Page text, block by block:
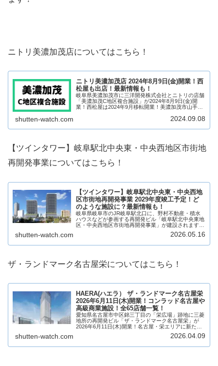
ニトリ美濃加茂店についてはこちら！
ニトリ美濃加茂店 2024年8月9日(金)開業！西
松屋も出店！最新情報も！
岐阜県美濃加茂市に三洋開発株式会社とニトリの店舗
「美濃加茂C地区複合施設」が2024年8月9日(金)開
業！西松屋は2024年9月移転開業！美濃加茂市山手
ます！ニトリ美濃加茂店のほか、西松屋が出...
shutten-watch.com 2024.09.08
【ツインタワー】岐阜駅北中央東・中央西地区市街地
再開発事業についてはこちら！
【ツインタワー】岐阜駅北中央東・中央西地
区市街地再開発事業 2029年度竣工予定！ど
のような施設に？最新情報も！
岐阜県岐阜市のJR岐阜駅北口に、野村不動産・積水
ハウスなどが参画する再開発ビル「岐阜駅北中央東地
区・中央西地区市街地再開発事業」が建設されます！
マンション、商業施設、業務施設などから構成され、
低層階の商業施設には様々なジャンルの複数店舗が
shutten-watch.com 2026.05.16
ザ・ランドマーク名古屋栄についてはこちら！
HAERA(ハエラ） ザ・ランドマーク名古屋栄
2026年6月11日(木)開業！コンラッド名古屋や
高級商業施設！全65店舗一覧！
愛知県名古屋市中区錦三丁目の「栄広場」跡地に三菱
地所の再開発ビル「ザ・ランドマーク名古屋栄」が
2026年6月11日(木)開業！名古屋・栄エリアに新たな
ランドマークタワーが誕生！ヒルトン系高級ホテル
「コンラッド名古屋」やオフィスを中心に、低層...
shutten-watch.com 2026.04.09